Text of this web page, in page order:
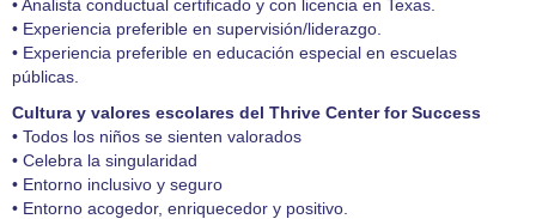
• Analista conductual certificado y con licencia en Texas.
• Experiencia preferible en supervisión/liderazgo.
• Experiencia preferible en educación especial en escuelas
públicas.
Cultura y valores escolares del Thrive Center for Success
• Todos los niños se sienten valorados
• Celebra la singularidad
• Entorno inclusivo y seguro
• Entorno acogedor, enriquecedor y positivo.